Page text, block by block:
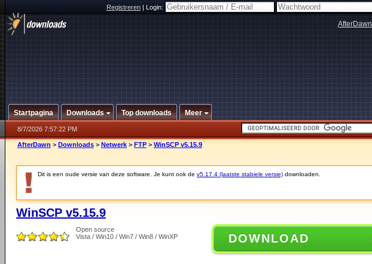
Registreren|Login:
AfterDawn
Startpagina Downloads Top downloads Meer
8/7/2026 7:57:22 PM
AfterDawn > Downloads > Netwerk > FTP > WinSCP v5.15.9
Dit is een oude versie van deze software. Je kunt ook de v5.17.4 (laatste stabiele versie) downloaden.
WinSCP v5.15.9
Open source
Vista / Win10 / Win7 / Win8 / WinXP
DOWNLOAD